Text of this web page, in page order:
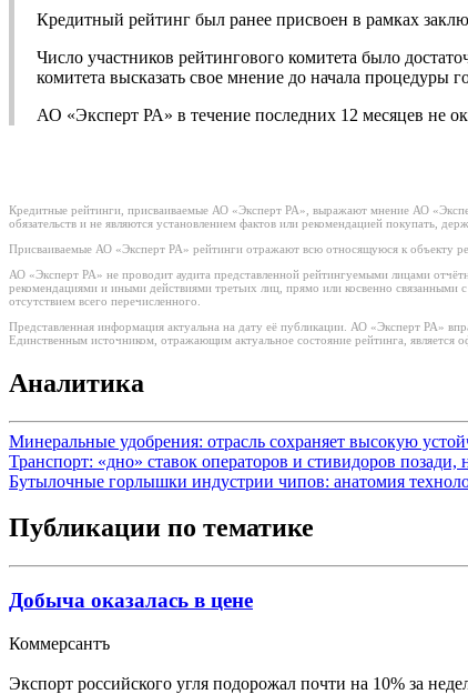
Кредитный рейтинг был ранее присвоен в рамках
Число участников рейтингового комитета было
комитета высказать свое мнение до начала процедуры
АО «Эксперт РА» в течение последних 12 месяцев
Кредитные рейтинги, присваиваемые АО «Эксперт РА», выражают мнение АО
обязательств и не являются установлением фактов или рекомендацией покупать,
Присваиваемые АО «Эксперт РА» рейтинги отражают всю относящуюся к объекту
АО «Эксперт РА» не проводит аудита представленной рейтингуемыми лицами
рекомендациями и иными действиями третьих лиц, прямо или косвенно
отсутствием всего перечисленного.
Представленная информация актуальна на дату её публикации. АО «Эксперт РА»
Единственным источником, отражающим актуальное состояние рейтинга,
Аналитика
Минеральные удобрения: отрасль сохраняет высокую
Транспорт: «дно» ставок операторов и стивидоров
Бутылочные горлышки индустрии чипов: анатомия
Публикации по тематике
Добыча оказалась в цене
Коммерсантъ
Экспорт российского угля подорожал почти на 10% за